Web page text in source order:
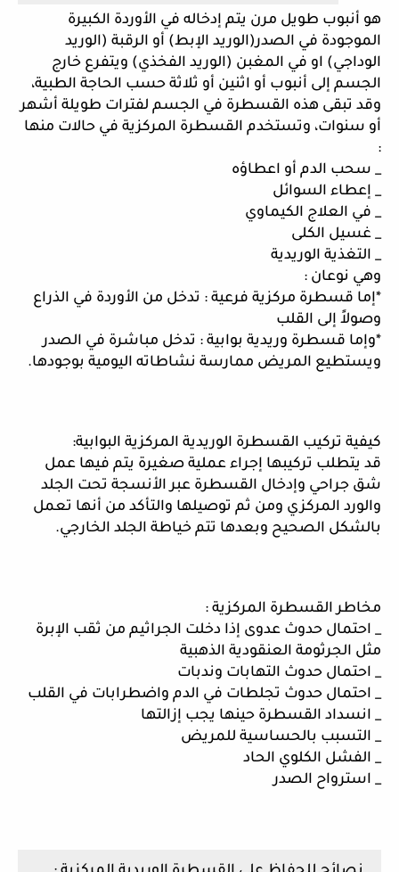
وقد تبقى هذه القسطرة في الجسم لفترات طويلة أشهر
:
_ سحب الدم أو اعطاؤه
_ إعطاء السوائل
_ في العلاج الكيماوي
_ غسيل الكلى
_ التغذية الوريدية
وهي نوعان :
وصولاً إلى القلب
*وإما قسطرة وريدية بوابية : تدخل مباشرة في الصدر
ويستطيع المريض ممارسة نشاطاته اليومية بوجودها.
كيفية تركيب القسطرة الوريدية المركزية البوابية:
بالشكل الصحيح وبعدها تتم خياطة الجلد الخارجي.
مخاطر القسطرة المركزية :
مثل الجرثومة العنقودية الذهبية
_ احتمال حدوث التهابات وندبات
_ احتمال حدوث تجلطات في الدم واضطرابات في القلب
_ انسداد القسطرة حينها يجب إزالتها
_ التسبب بالحساسية للمريض
_ الفشل الكلوي الحاد
_ استرواح الصدر